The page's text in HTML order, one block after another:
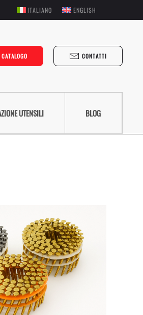
ITALIANO ENGLISH
CONTATTI
UTENSILI BLOG